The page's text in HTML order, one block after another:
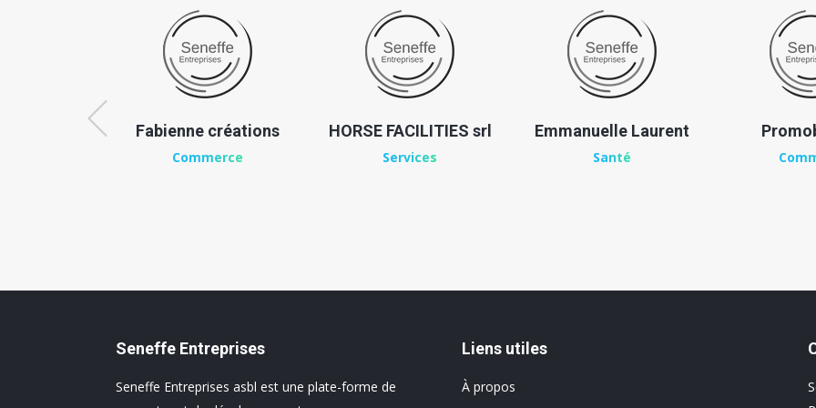
Fabienne créations
Commerce
HORSE FACILITIES srl
Services
Emmanuelle Laurent
Santé
Seneffe Entreprises
Seneffe Entreprises asbl est une plate-forme de
Liens utiles
À propos